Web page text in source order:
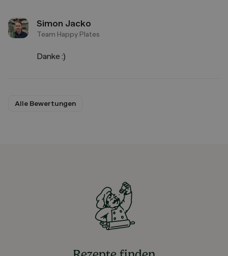
Simon Jacko
Team Happy Plates
Danke :)
Alle Bewertungen